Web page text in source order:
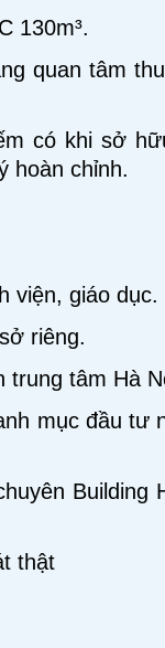
130m³.
quan tâm
có khi sở
hoàn chỉnh.
viện, giáo dục.
riêng.
trung tâm Hà
mục đầu tư
Building
thật